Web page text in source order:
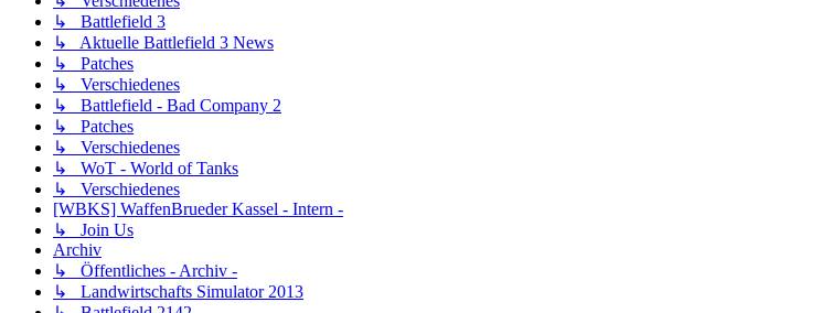
↳ Battlefield 3
↳ Aktuelle Battlefield 3 News
↳ Patches
↳ Verschiedenes
↳ Battlefield - Bad Company 2
↳ Patches
↳ Verschiedenes
↳ WoT - World of Tanks
↳ Verschiedenes
[WBKS] WaffenBrueder Kassel - Intern -
↳ Join Us
Archiv
↳ Öffentliches - Archiv -
↳ Landwirtschafts Simulator 2013